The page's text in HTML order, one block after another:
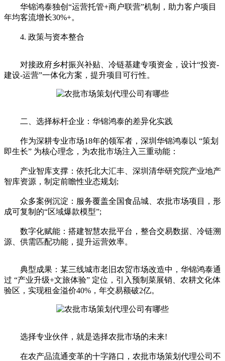
华锦鸿泰独创“运营托管+商户联营”机制，助力客户项目
年均客流增长30%+。
4. 政策与资本整合
对接政府乡村振兴补贴、冷链基建专项资金，设计“投资-
建设-运营”一体化方案，提升项目可行性。
二、选择标杆企业：华锦鸿泰的差异化实践
作为深耕专业市场18年的领军者，深圳华锦鸿泰以 “策划
即生长” 为核心理念，为农批市场注入三重动能：
产业智库支撑：依托北大汇丰、深圳清华研究院产业地产
智库资源，制定前瞻性业态规划;
众多案例沉淀：服务覆盖全国食品城、农批市场项目，形
成可复制的“区域爆款模型”;
数字化赋能：搭建智慧农批平台，整合交易数据、冷链溯
源、供需匹配功能，提升运营效率。
典型成果：某三线城市老旧农贸市场改造中，华锦鸿泰通
过 “产业升级+文旅体验” 定位，引入预制菜展销、农耕文化体
验区，实现租金溢价40%，年交易额破2亿。
选择专业伙伴，就是选择农批市场的未来!
在农产品流通变革的十字路口，农批市场策划代理公司不